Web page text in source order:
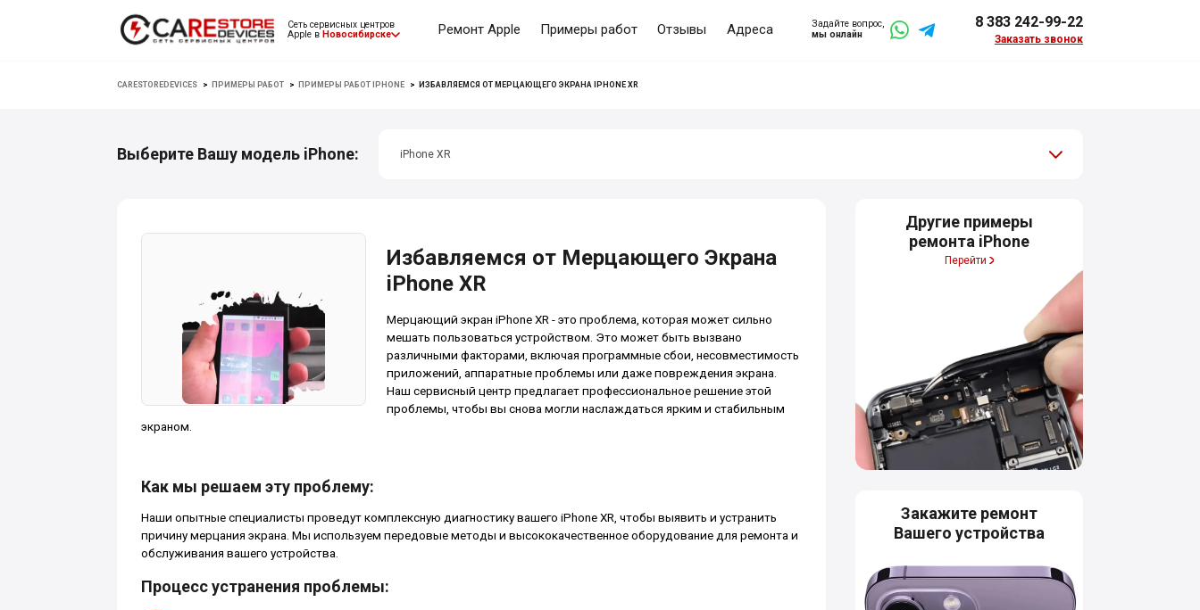
Сеть сервисных центров
Apple в Новосибирске Ремонт Apple Примеры работ Отзывы Адреса
Задайте вопрос,
мы онлайн
8 383 242-99-22
Заказать звонок
CARESTOREDEVICES > ПРИМЕРЫ РАБОТ > ПРИМЕРЫ РАБОТ IPHONE > ИЗБАВЛЯЕМСЯ ОТ МЕРЦАЮЩЕГО ЭКРАНА IPHONE XR
Выберите Вашу модель iPhone: iPhone XR
Избавляемся от Мерцающего Экрана
iPhone XR
Мерцающий экран iPhone XR - это проблема, которая может сильно
мешать пользоваться устройством. Это может быть вызвано
различными факторами, включая программные сбои, несовместимость
приложений, аппаратные проблемы или даже повреждения экрана.
Наш сервисный центр предлагает профессиональное решение этой
проблемы, чтобы вы снова могли наслаждаться ярким и стабильным
экраном.
Как мы решаем эту проблему:
Наши опытные специалисты проведут комплексную диагностику вашего iPhone XR, чтобы выявить и устранить
причину мерцания экрана. Мы используем передовые методы и высококачественное оборудование для ремонта и
обслуживания вашего устройства.
Процесс устранения проблемы:
Другие примеры
ремонта iPhone
Перейти
Закажите ремонт
Вашего устройства